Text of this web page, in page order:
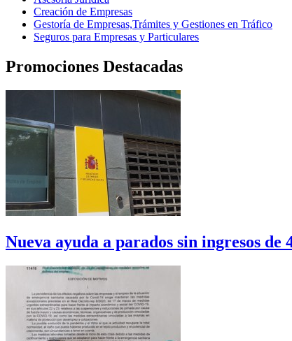
Creación de Empresas
Gestoría de Empresas,Trámites y Gestiones en Tráfico
Seguros para Empresas y Particulares
Promociones Destacadas
Nueva ayuda a parados sin ingresos de